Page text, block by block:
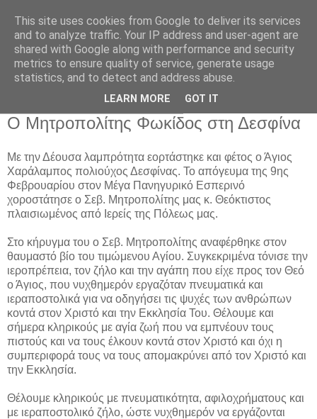
Αρχική Σελίδα
Ο Μητροπολίτης Φωκίδος στη Δεσφίνα
Με την Δέουσα λαμπρότητα εορτάστηκε και φέτος ο Άγιος
Χαράλαμπος πολιούχος Δεσφίνας. Το απόγευμα της 9ης
Φεβρουαρίου στον Μέγα Πανηγυρικό Εσπερινό
χοροστάτησε ο Σεβ. Μητροπολίτης μας κ. Θεόκτιστος
πλαισιωμένος από Ιερείς της Πόλεως μας.
Στο κήρυγμα του ο Σεβ. Μητροπολίτης αναφέρθηκε στον
θαυμαστό βίο του τιμώμενου Αγίου. Συγκεκριμένα τόνισε την
ιεροπρέπεια, τον ζήλο και την αγάπη που είχε προς τον Θεό
ο Άγιος, που νυχθημερόν εργαζόταν πνευματικά και
ιεραποστολικά για να οδηγήσει τις ψυχές των ανθρώπων
κοντά στον Χριστό και την Εκκλησία Του. Θέλουμε και
σήμερα κληρικούς με αγία ζωή που να εμπνέουν τους
πιστούς και να τους έλκουν κοντά στον Χριστό και όχι η
συμπεριφορά τους να τους απομακρύνει από τον Χριστό και
την Εκκλησία.
Θέλουμε κληρικούς με πνευματικότητα, αφιλοχρήματους και
με ιεραποστολικό ζήλο, ώστε νυχθημερόν να εργάζονται
This site uses cookies from Google to deliver its services
and to analyze traffic. Your IP address and user-agent are
shared with Google along with performance and security
metrics to ensure quality of service, generate usage
statistics, and to detect and address abuse.
LEARN MORE GOT IT